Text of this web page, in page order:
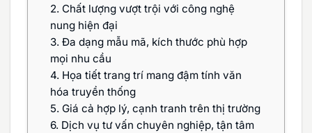
2. Chất lượng vượt trội với công nghệ
nung hiện đại
3. Đa dạng mẫu mã, kích thước phù hợp
mọi nhu cầu
4. Họa tiết trang trí mang đậm tính văn
hóa truyền thống
5. Giá cả hợp lý, cạnh tranh trên thị trường
6. Dịch vụ tư vấn chuyên nghiệp, tận tâm